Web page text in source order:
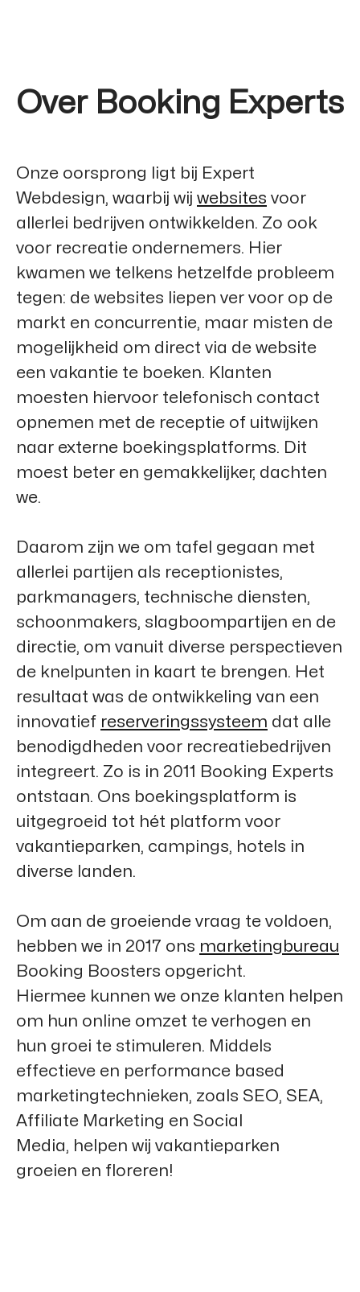
Over Booking Experts
Onze oorsprong ligt bij Expert
Webdesign, waarbij wij websites voor
allerlei bedrijven ontwikkelden. Zo ook
voor recreatie ondernemers. Hier
kwamen we telkens hetzelfde probleem
tegen: de websites liepen ver voor op de
markt en concurrentie, maar misten de
mogelijkheid om direct via de website
een vakantie te boeken. Klanten
moesten hiervoor telefonisch contact
opnemen met de receptie of uitwijken
naar externe boekingsplatforms. Dit
moest beter en gemakkelijker, dachten
we.
Daarom zijn we om tafel gegaan met
allerlei partijen als receptionistes,
parkmanagers, technische diensten,
schoonmakers, slagboompartijen en de
directie, om vanuit diverse perspectieven
de knelpunten in kaart te brengen. Het
resultaat was de ontwikkeling van een
innovatief reserveringssysteem dat alle
benodigdheden voor recreatiebedrijven
integreert. Zo is in 2011 Booking Experts
ontstaan. Ons boekingsplatform is
uitgegroeid tot hét platform voor
vakantieparken, campings, hotels in
diverse landen.
Om aan de groeiende vraag te voldoen,
hebben we in 2017 ons marketingbureau
Booking Boosters opgericht.
Hiermee kunnen we onze klanten helpen
om hun online omzet te verhogen en
hun groei te stimuleren. Middels
effectieve en performance based
marketingtechnieken, zoals SEO, SEA,
Affiliate Marketing en Social
Media, helpen wij vakantieparken
groeien en floreren!